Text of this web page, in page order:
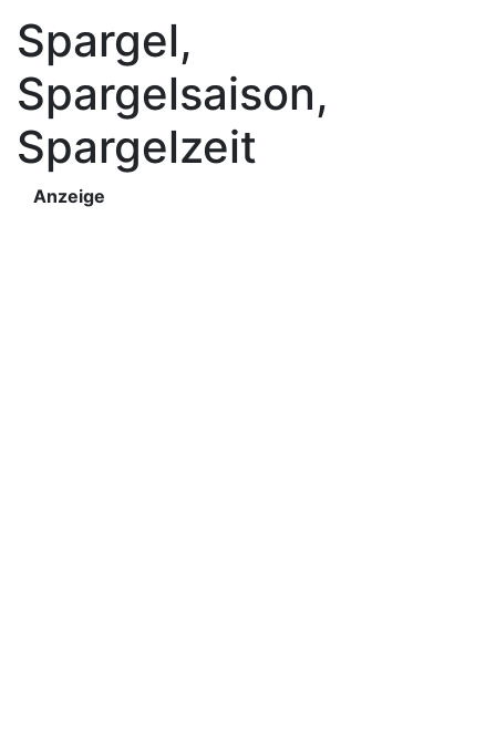
Spargel,
Spargelsaison,
Spargelzeit
Anzeige